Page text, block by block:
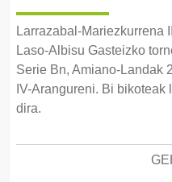
Larrazabal-Mariezkurrena
Laso-Albisu Gasteizko
Serie Bn, Amiano-Landak
IV-Arangureni. Bi
dira.